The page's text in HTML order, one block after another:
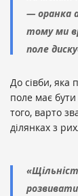
— оранка
тому ми
поле
До сівби, яка
поле має
того, варто
ділянках з